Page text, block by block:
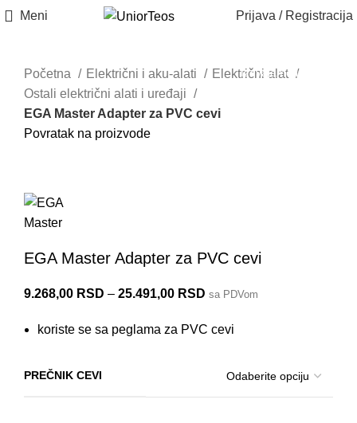
Meni Prijava / Registracija
Početna Električni i aku-alati
Električni alat
Ostali električni alati i uređaji
EGA Master Adapter za PVC cevi
Povratak na proizvode
EGA Master Adapter za PVC cevi
9.268,00 RSD – 25.491,00 RSD sa PDVom
koriste se sa peglama za PVC cevi
PREČNIK CEVI
Izdvajamo iz ponude